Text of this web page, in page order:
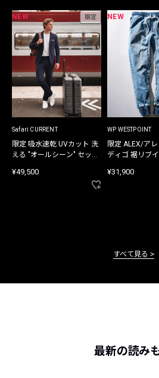
NEW 限定
Safari CURRENT
限定 吸水速乾 UVカット 洗
える "オールシーン" セット
¥49,500
NEW
WP WESTPOINT
限定 ALEX/ア
ディゴ 裾リブイ
¥31,900
すべて見る
最新の読み